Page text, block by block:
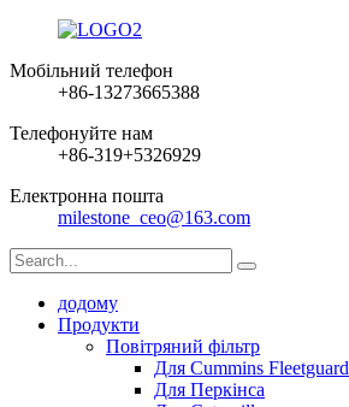
Мобільний телефон
+86-13273665388
Телефонуйте нам
+86-319+5326929
Електронна пошта
milestone_ceo@163.com
додому
Продукти
Повітряний фільтр
Для Cummins Fleetguard
Для Перкінса